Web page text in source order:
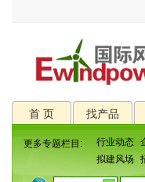
首 页 找产品
更多专题栏目: 行业动态
拟建风场